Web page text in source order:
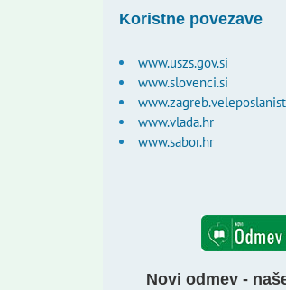
Koristne povezave
www.uszs.gov.si
www.slovenci.si
www.vlada.hr
www.sabor.hr
Novi odmev -